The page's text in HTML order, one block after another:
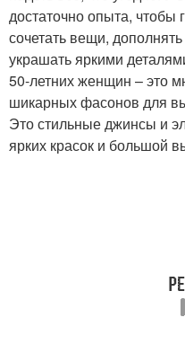
достаточно опыта, чтобы
сочетать вещи,
украшать яркими
50-летних женщин – это
шикарных фасонов для
Это стильные джинсы и
ярких красок и большой